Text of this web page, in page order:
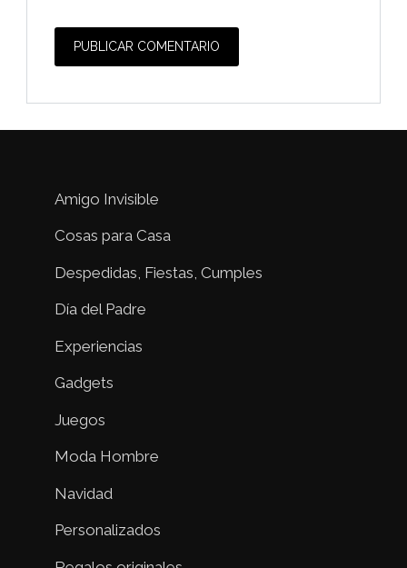
Amigo Invisible
Cosas para Casa
Despedidas, Fiestas, Cumples
Día del Padre
Experiencias
Gadgets
Juegos
Moda Hombre
Navidad
Personalizados